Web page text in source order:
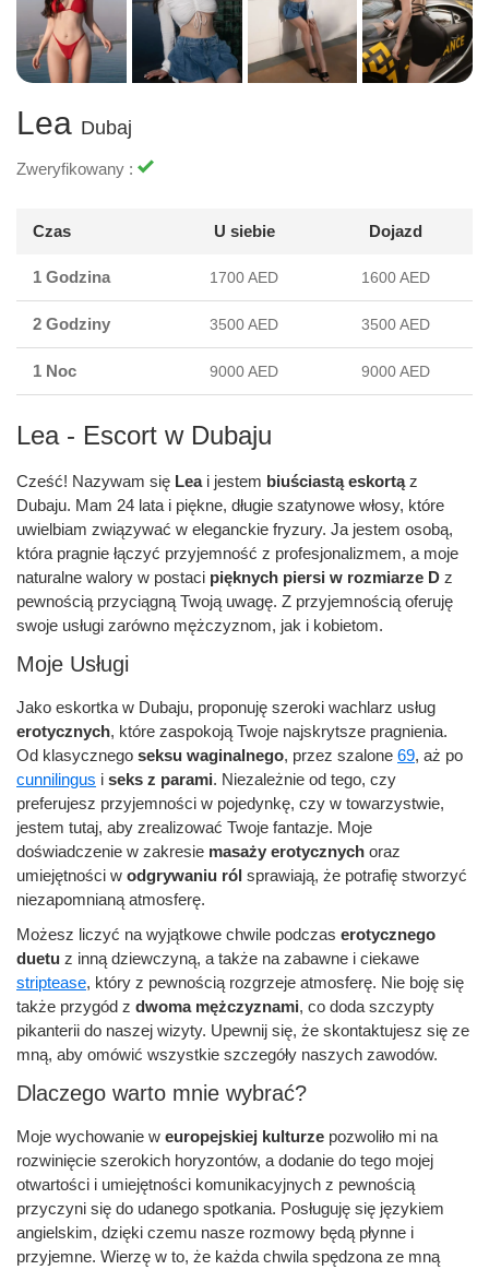
Lea - Escort w Dubaju
Cześć! Nazywam się Leai jestem biuściastą eskortąz
Dubaju. Mam 24 lata i piękne, długie szatynowe włosy, które
uwielbiam związywać w eleganckie fryzury. Ja jestem osobą,
która pragnie łączyć przyjemność z profesjonalizmem, a moje
naturalne walory w postaci pięknych piersi w rozmiarze D z
pewnością przyciągną Twoją uwagę. Z przyjemnością oferuję
swoje usługi zarówno mężczyznom, jak i kobietom.
Moje Usługi
Jako eskortka w Dubaju, proponuję szeroki wachlarz usług
erotycznych, które zaspokoją Twoje najskrytsze pragnienia.
Od klasycznego seksu waginalnego, przez szalone 69, aż po
cunnilingus i seks z parami. Niezależnie od tego, czy
preferujesz przyjemności w pojedynkę, czy w towarzystwie,
jestem tutaj, aby zrealizować Twoje fantazje. Moje
doświadczenie w zakresie masaży erotycznych oraz
umiejętności w odgrywaniu ról sprawiają, że potrafię stworzyć
niezapomnianą atmosferę.
Możesz liczyć na wyjątkowe chwile podczas erotycznego
duetu z inną dziewczyną, a także na zabawne i ciekawe
striptease, który z pewnością rozgrzeje atmosferę. Nie boję się
także przygód z dwoma mężczyznami, co doda szczypty
pikanterii do naszej wizyty. Upewnij się, że skontaktujesz się ze
mną, aby omówić wszystkie szczegóły naszych zawodów.
Dlaczego warto mnie wybrać?
Moje wychowanie w europejskiej kulturze pozwoliło mi na
rozwinięcie szerokich horyzontów, a dodanie do tego mojej
otwartości i umiejętności komunikacyjnych z pewnością
przyczyni się do udanego spotkania. Posługuję się językiem
angielskim, dzięki czemu nasze rozmowy będą płynne i
przyjemne. Wierzę w to, że każda chwila spędzona ze mną
Lea Dubaj
Zweryfikowany :
Czas U siebie Dojazd
1 Godzina 1700 AED 1600 AED
2 Godziny 3500 AED 3500 AED
1 Noc 9000 AED 9000 AED